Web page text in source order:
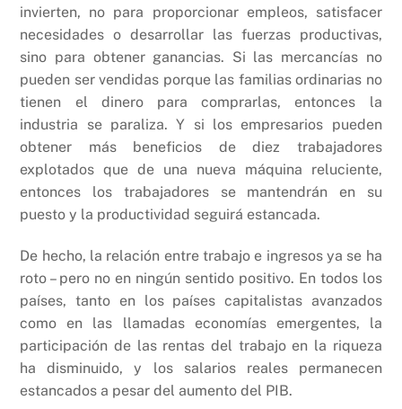
invierten, no para proporcionar empleos, satisfacer
necesidades o desarrollar las fuerzas productivas,
sino para obtener ganancias. Si las mercancías no
pueden ser vendidas porque las familias ordinarias no
tienen el dinero para comprarlas, entonces la
industria se paraliza. Y si los empresarios pueden
obtener más beneficios de diez trabajadores
explotados que de una nueva máquina reluciente,
entonces los trabajadores se mantendrán en su
puesto y la productividad seguirá estancada.
De hecho, la relación entre trabajo e ingresos ya se ha
roto – pero no en ningún sentido positivo. En todos los
países, tanto en los países capitalistas avanzados
como en las llamadas economías emergentes, la
participación de las rentas del trabajo en la riqueza
ha disminuido, y los salarios reales permanecen
estancados a pesar del aumento del PIB.